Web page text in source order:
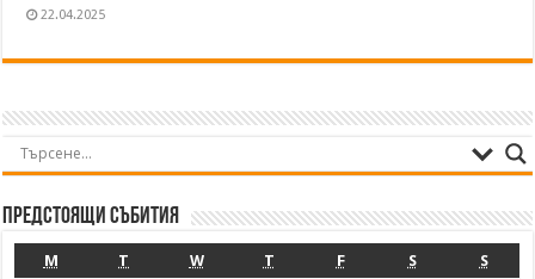
22.04.2025
Предстоящи събития
M T W T F S S